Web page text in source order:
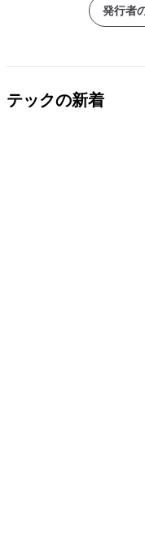
発行者
テックの新着